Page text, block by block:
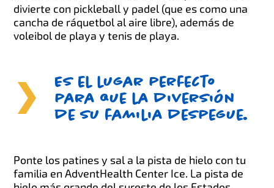
divierte con pickleball y padel (que es como una
cancha de ráquetbol al aire libre), además de
voleibol de playa y tenis de playa.
Es el lugar perfecto
para que la diversión
de su familia despegue.
Ponte los patines y sal a la pista de hielo con tu
familia en AdventHealth Center Ice. La pista de